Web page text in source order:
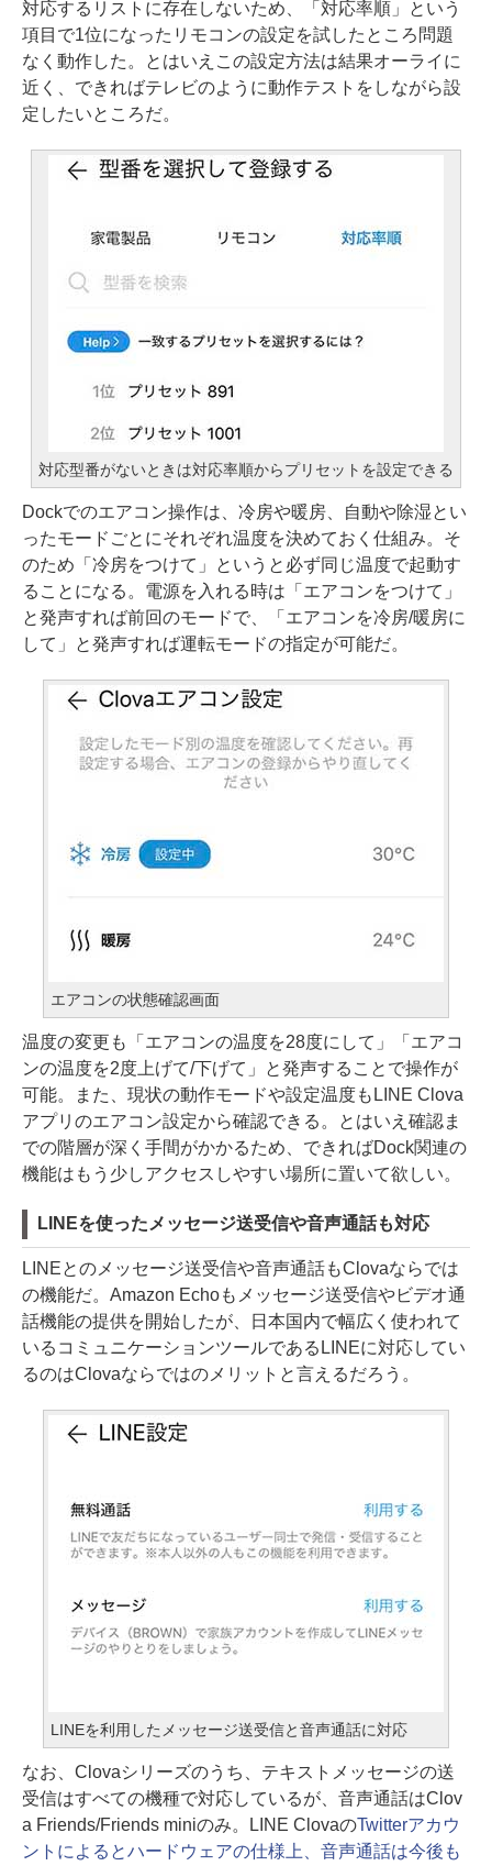
対応するリストに存在しないため、「対応率順」という
項目で1位になったリモコンの設定を試したところ問題
なく動作した。とはいえこの設定方法は結果オーライに
近く、できればテレビのように動作テストをしながら設
定したいところだ。
対応型番がないときは対応率順からプリセットを設定できる
Dockでのエアコン操作は、冷房や暖房、自動や除湿とい
ったモードごとにそれぞれ温度を決めておく仕組み。そ
のため「冷房をつけて」というと必ず同じ温度で起動す
ることになる。電源を入れる時は「エアコンをつけて」
と発声すれば前回のモードで、「エアコンを冷房/暖房に
して」と発声すれば運転モードの指定が可能だ。
エアコンの状態確認画面
温度の変更も「エアコンの温度を28度にして」「エアコ
ンの温度を2度上げて/下げて」と発声することで操作が
可能。また、現状の動作モードや設定温度もLINE Clova
アプリのエアコン設定から確認できる。とはいえ確認ま
での階層が深く手間がかかるため、できればDock関連の
機能はもう少しアクセスしやすい場所に置いて欲しい。
LINEを使ったメッセージ送受信や音声通話も対応
LINEとのメッセージ送受信や音声通話もClovaならでは
の機能だ。Amazon Echoもメッセージ送受信やビデオ通
話機能の提供を開始したが、日本国内で幅広く使われて
いるコミュニケーションツールであるLINEに対応してい
るのはClovaならではのメリットと言えるだろう。
LINEを利用したメッセージ送受信と音声通話に対応
なお、Clovaシリーズのうち、テキストメッセージの送
受信はすべての機種で対応しているが、音声通話はClov
a Friends/Friends miniのみ。LINE ClovaのTwitterアカウ
ントによるとハードウェアの仕様上、音声通話は今後も